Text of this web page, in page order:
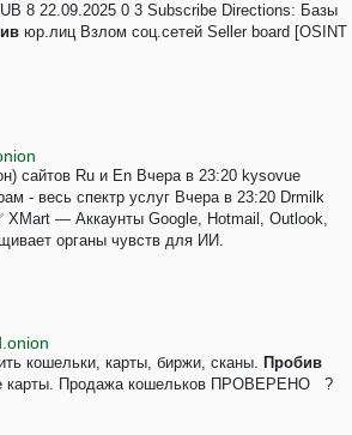
8 22.09.2025 0 3 Subscribe Directions: Базы
юр.лиц Взлом соц.сетей Seller board [OSINT
сайтов Ru и En Вчера в 23:20 kysovue
- весь спектр услуг Вчера в 23:20 Drmilk
— Аккаунты Google, Hotmail, Outlook,
органы чувств для ИИ.
кошельки, карты, биржи, сканы. Пробив
карты. Продажа кошельков ПРОВЕРЕНО ?